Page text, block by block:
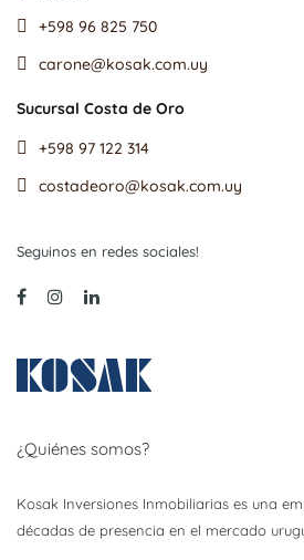
+598 96 825 750
carone@kosak.com.uy
Sucursal Costa de Oro
+598 97 122 314
costadeoro@kosak.com.uy
Seguinos en redes sociales!
¿Quiénes somos?
Kosak Inversiones Inmobiliarias es una
décadas de presencia en el mercado